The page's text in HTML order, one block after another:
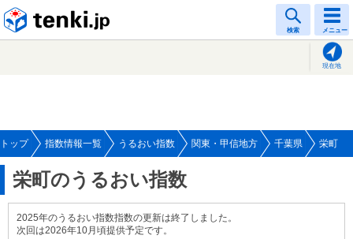
検索 メニュー
現在地
トップ 指数情報一覧 うるおい指数 関東・甲信地方 千葉県 栄町
栄町のうるおい指数
2025年のうるおい指数指数の更新は終了しました。
次回は2026年10月頃提供予定です。